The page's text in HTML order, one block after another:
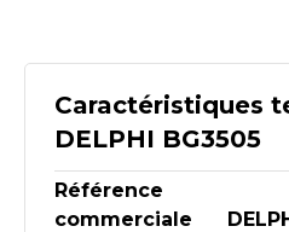
Caractéristiques
DELPHI BG3505
Référence
commerciale